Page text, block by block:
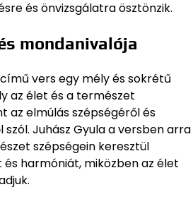
és önvizsgálatra ösztönzik.
mondanivalója
vers egy mély és sokrétű
az élet és a természet
az elmúlás szépségéről és
Juhász Gyula a versben arra
szépségein keresztül
harmóniát, miközben az élet